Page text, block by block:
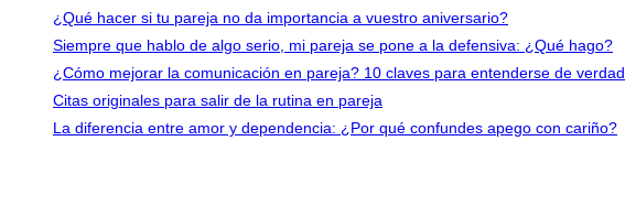
¿Qué hacer si tu pareja no da importancia a vuestro aniversario?
Siempre que hablo de algo serio, mi pareja se pone a la defensiva: ¿Qué hago?
¿Cómo mejorar la comunicación en pareja? 10 claves para entenderse de verdad
Citas originales para salir de la rutina en pareja
La diferencia entre amor y dependencia: ¿Por qué confundes apego con cariño?